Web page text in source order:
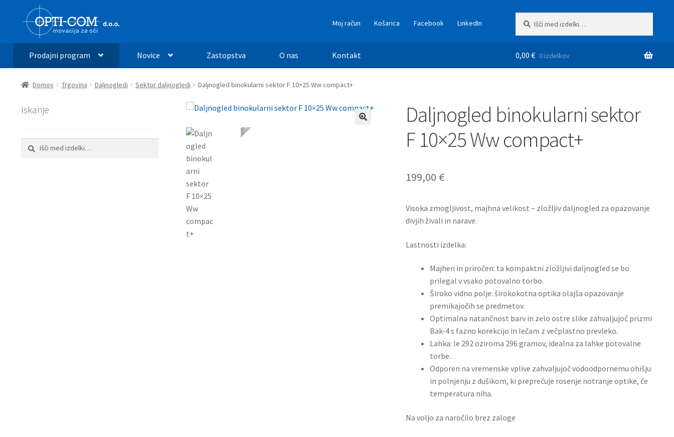
Skip
to
navigation
Skip
to
content
Moj račun Košarica Facebook LinkedIn
Prodajni program Novice Zastopstva O nas Kontakt 0,00€ 0 izdelkov
Domov Trgovina Daljnogledi Sektor daljnogledi Daljnogled binokularni sektor F 10×25 Ww compact+
Daljnogled binokularni sektor
F 10×25 Ww compact+
199,00 €
Visoka zmogljivost, majhna velikost – zložljiv daljnogled za opazovanje
divjih živali in narave.
Lastnosti izdelka:
Majhen in priročen: ta kompaktni zložljivi daljnogled se bo
prilegal v vsako potovalno torbo.
Široko vidno polje: širokokotna optika olajša opazovanje
premikajočih se predmetov.
Optimalna natančnost barv in zelo ostre slike zahvaljujoč prizmi
Bak-4 s fazno korekcijo in lečam z večplastno prevleko.
Lahka: le 292 oziroma 296 gramov, idealna za lahke potovalne
torbe.
Odporen na vremenske vplive zahvaljujoč vodoodpornemu ohišju
in polnjenju z dušikom, ki preprečuje rosenje notranje optike, če
temperatura niha.
Na voljo za naročilo brez zaloge
Iskanje
Iskanje